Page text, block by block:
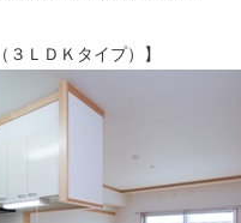
ＬＤＫタイプ）】